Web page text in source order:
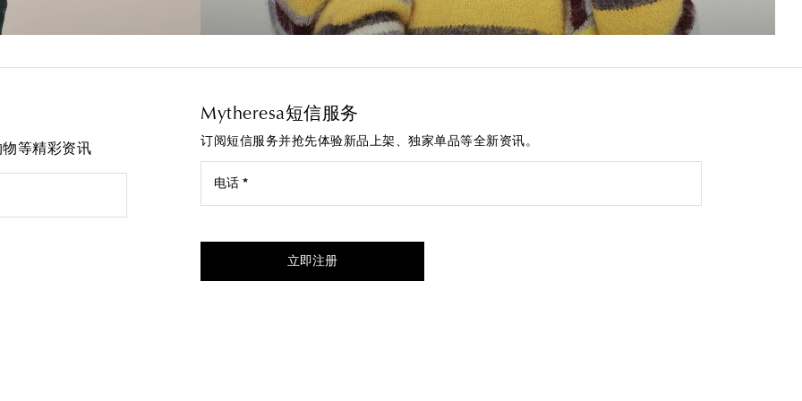
等精彩资讯
Mytheresa短信服务
订阅短信服务并抢先体验新品上架、独家单品等全新资讯。
电话 *
立即注册